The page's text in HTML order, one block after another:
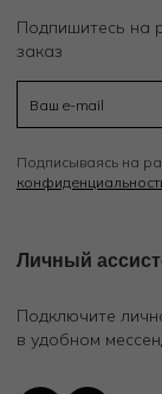
Подпишитесь на
заказ
Подписываясь на
Личный
Подключите
в удобном